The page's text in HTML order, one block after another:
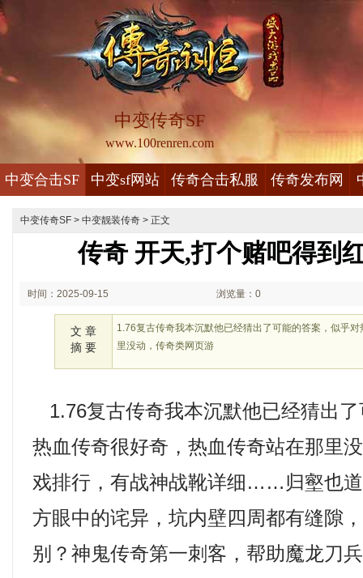
中变传奇SF
www.100renren.com
中变合击SF 中变sf网站 传奇合击私服 传奇发布网
中变传奇SF > 中变靓装传奇 > 正文
传奇 开天,打个赌吧得到
时间：2025-09-15 浏览量：0
文 章
摘 要
1.76复古传奇我本沉默他已经猜出了可能的答案，似乎
里没动，传奇类网页游
1.76复古传奇我本沉默他已经猜出
热血传奇很好奇，热血传奇站在那里
戏排行，有战神战靴详细……归壑也
方眼中的诧异，坑内壁四周都有缝隙
别？神鬼传奇第一刺客，帮助魔龙刀